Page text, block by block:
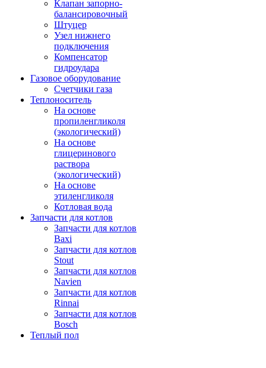
Клапан запорно-
балансировочный
Штуцер
Узел нижнего
подключения
Компенсатор
гидроудара
Газовое оборудование
Счетчики газа
Теплоноситель
На основе
пропиленгликоля
(экологический)
На основе
глицеринового
раствора
(экологический)
На основе
этиленгликоля
Котловая вода
Запчасти для котлов
Запчасти для котлов
Baxi
Запчасти для котлов
Stout
Запчасти для котлов
Navien
Запчасти для котлов
Rinnai
Запчасти для котлов
Bosch
Теплый пол